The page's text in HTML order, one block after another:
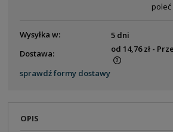
Wysyłka w:
5 dni
Dostawa:
od 14,76 zł -
Cena nie zawiera ewentualnych kosztów
sprawdź formy dostawy
OPIS